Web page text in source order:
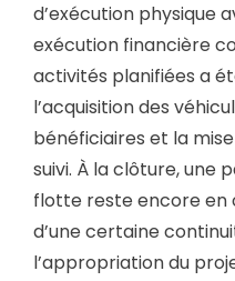
d’exécution physique
exécution financière
activités planifiées a
l’acquisition des
bénéficiaires et la
suivi. À la clôture, une
flotte reste encore en
d’une certaine
l’appropriation du